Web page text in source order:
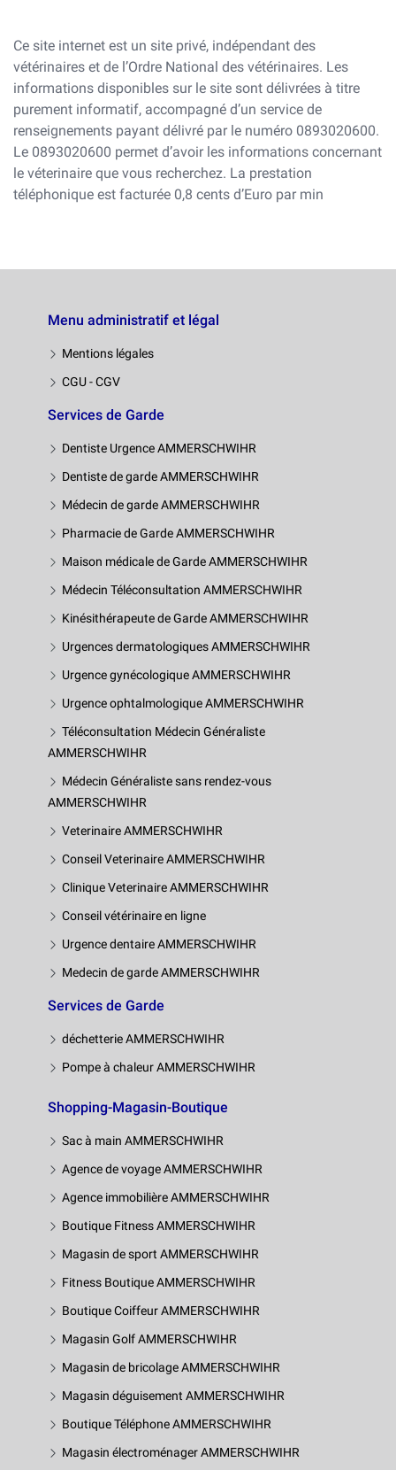
Ce site internet est un site privé, indépendant des
vétérinaires et de l’Ordre National des vétérinaires. Les
informations disponibles sur le site sont délivrées à titre
purement informatif, accompagné d’un service de
renseignements payant délivré par le numéro 0893020600.
Le 0893020600 permet d’avoir les informations concernant
le véterinaire que vous recherchez. La prestation
téléphonique est facturée 0,8 cents d’Euro par min
Menu administratif et légal
Mentions légales
CGU - CGV
Services de Garde
Dentiste Urgence AMMERSCHWIHR
Dentiste de garde AMMERSCHWIHR
Médecin de garde AMMERSCHWIHR
Pharmacie de Garde AMMERSCHWIHR
Maison médicale de Garde AMMERSCHWIHR
Médecin Téléconsultation AMMERSCHWIHR
Kinésithérapeute de Garde AMMERSCHWIHR
Urgences dermatologiques AMMERSCHWIHR
Urgence gynécologique AMMERSCHWIHR
Urgence ophtalmologique AMMERSCHWIHR
Téléconsultation Médecin Généraliste
AMMERSCHWIHR
Médecin Généraliste sans rendez-vous
AMMERSCHWIHR
Veterinaire AMMERSCHWIHR
Conseil Veterinaire AMMERSCHWIHR
Clinique Veterinaire AMMERSCHWIHR
Conseil vétérinaire en ligne
Urgence dentaire AMMERSCHWIHR
Medecin de garde AMMERSCHWIHR
Services de Garde
déchetterie AMMERSCHWIHR
Pompe à chaleur AMMERSCHWIHR
Shopping-Magasin-Boutique
Sac à main AMMERSCHWIHR
Agence de voyage AMMERSCHWIHR
Agence immobilière AMMERSCHWIHR
Boutique Fitness AMMERSCHWIHR
Magasin de sport AMMERSCHWIHR
Fitness Boutique AMMERSCHWIHR
Boutique Coiffeur AMMERSCHWIHR
Magasin Golf AMMERSCHWIHR
Magasin de bricolage AMMERSCHWIHR
Magasin déguisement AMMERSCHWIHR
Boutique Téléphone AMMERSCHWIHR
Magasin électroménager AMMERSCHWIHR